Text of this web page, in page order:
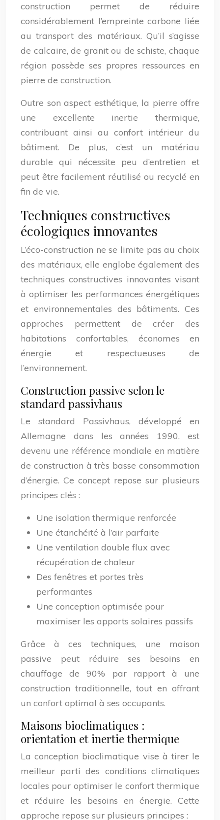
construction permet de réduire
considérablement l’empreinte carbone liée
au transport des matériaux. Qu’il s’agisse
de calcaire, de granit ou de schiste, chaque
région possède ses propres ressources en
pierre de construction.
Outre son aspect esthétique, la pierre offre
une excellente inertie thermique,
contribuant ainsi au confort intérieur du
bâtiment. De plus, c’est un matériau
durable qui nécessite peu d’entretien et
peut être facilement réutilisé ou recyclé en
fin de vie.
Techniques constructives
écologiques innovantes
L’éco-construction ne se limite pas au choix
des matériaux, elle englobe également des
techniques constructives innovantes visant
à optimiser les performances énergétiques
et environnementales des bâtiments. Ces
approches permettent de créer des
habitations confortables, économes en
énergie et respectueuses de
l’environnement.
Construction passive selon le
standard passivhaus
Le standard Passivhaus, développé en
Allemagne dans les années 1990, est
devenu une référence mondiale en matière
de construction à très basse consommation
d’énergie. Ce concept repose sur plusieurs
principes clés :
Une isolation thermique renforcée
Une étanchéité à l’air parfaite
Une ventilation double flux avec
récupération de chaleur
Des fenêtres et portes très
performantes
Une conception optimisée pour
maximiser les apports solaires passifs
Grâce à ces techniques, une maison
passive peut réduire ses besoins en
chauffage de 90% par rapport à une
construction traditionnelle, tout en offrant
un confort optimal à ses occupants.
Maisons bioclimatiques :
orientation et inertie thermique
La conception bioclimatique vise à tirer le
meilleur parti des conditions climatiques
locales pour optimiser le confort thermique
et réduire les besoins en énergie. Cette
approche repose sur plusieurs principes :